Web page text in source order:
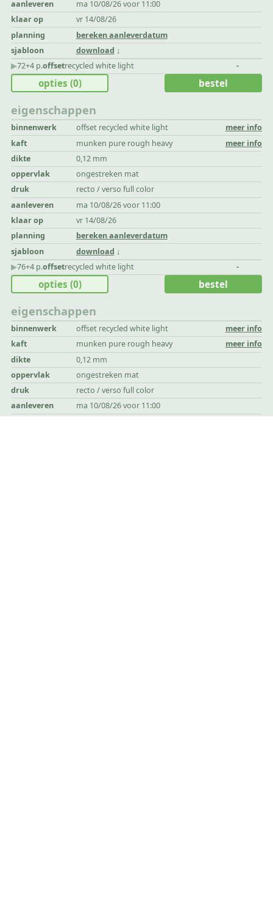
aanleveren
ma 10/08/26 voor 11:00
klaar op
vr 14/08/26
planning
bereken aanleverdatum
sjabloon
download
▶︎72+4 p.offsetrecycled white light -
eigenschappen
binnenwerk offset recycled white light
meer info
kaft
munken pure rough heavy
meer info
dikte
0,12 mm
oppervlak
ongestreken mat
druk
recto / verso full color
aanleveren
ma 10/08/26 voor 11:00
klaar op
vr 14/08/26
planning
bereken aanleverdatum
sjabloon
download
opties (0) bestel
▶︎76+4 p.offsetrecycled white light -
eigenschappen
binnenwerk offset recycled white light
meer info
kaft
munken pure rough heavy
meer info
dikte
0,12 mm
oppervlak
ongestreken mat
druk
recto / verso full color
aanleveren
ma 10/08/26 voor 11:00
opties (0) bestel